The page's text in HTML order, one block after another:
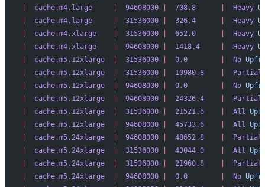
  cache.m4.large
     |
  94608000
|
  708.8
      |
  Heavy
  cache.m4.large
     |
  31536000
|
  326.4
      |
  Heavy
  cache.m4.xlarge
    |
  31536000
|
  652.0
      |
  Heavy
  cache.m4.xlarge
    |
  94608000
|
  1418.4
     |
  Heavy
  cache.m5.12xlarge
  |
  31536000
|
  0.0
        |
  No
  cache.m5.12xlarge
  |
  31536000
|
  10980.8
    |
  Partial
  cache.m5.12xlarge
  |
  94608000
|
  0.0
        |
  No
  cache.m5.12xlarge
  |
  94608000
|
  24326.4
    |
  Partial
  cache.m5.12xlarge
  |
  31536000
|
  21521.6
    |
  All
  cache.m5.12xlarge
  |
  94608000
|
  45733.6
    |
  All
  cache.m5.24xlarge
  |
  94608000
|
  48652.8
    |
  Partial
  cache.m5.24xlarge
  |
  31536000
|
  43044.0
    |
  All
  cache.m5.24xlarge
  |
  31536000
|
  21960.8
    |
  Partial
  cache.m5.24xlarge
  |
  94608000
|
  0.0
        |
  No